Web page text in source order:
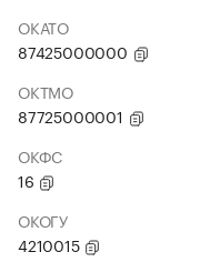
ОКАТО
87425000000
ОКТМО
87725000001
ОКФС
16
ОКОГУ
4210015